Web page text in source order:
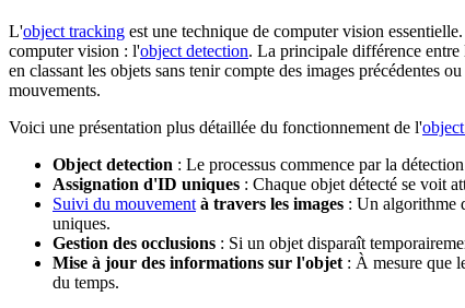
L'object tracking est une technique de computer vision
computer vision : l'object detection. La principale différence entre
en classant les objets sans tenir compte des images précédentes
mouvements.
Voici une présentation plus détaillée du fonctionnement de l'
Object detection : Le processus commence par la
Assignation d'ID uniques : Chaque objet détecté se voit
Suivi du mouvement à travers les images : Un algorithme
uniques.
Gestion des occlusions : Si un objet disparaît
Mise à jour des informations sur l'objet : À mesure que
du temps.